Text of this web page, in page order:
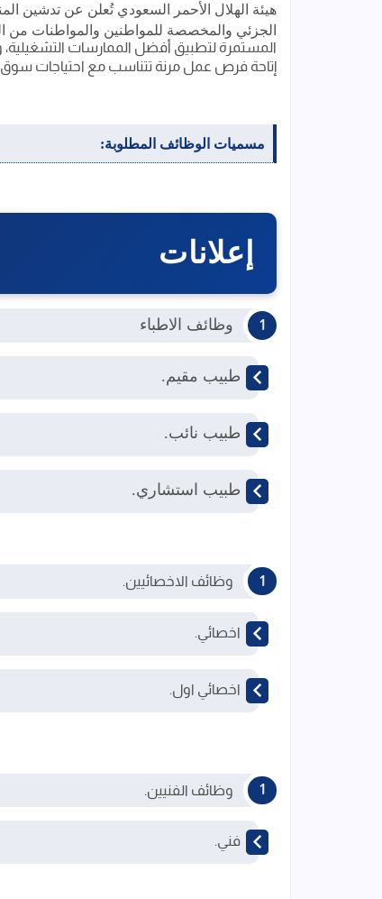
هيئة الهلال الأحمر السعودي تُعلن عن تدشين
الجزئي والمخصصة للمواطنين والمواطنات من
المستمرة لتطبيق أفضل الممارسات التشغيلية،
إتاحة فرص عمل مرنة تتناسب مع احتياجات
مسميات الوظائف المطلوبة:
إعلانات
وظائف الاطباء
طبيب مقيم.
طبيب نائب.
طبيب استشاري.
وظائف الاخصائيين.
اخصائي.
اخصائي اول.
وظائف الفنيين.
فني.